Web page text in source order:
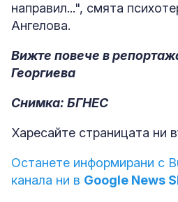
направил...", смята
Ангелова.
Вижте повече в
Георгиева
Снимка: БГНЕС
Харесайте страницата ни
Останете информирани с
канала ни в Google News